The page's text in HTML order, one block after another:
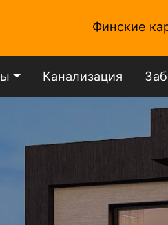
Финские
Канализация